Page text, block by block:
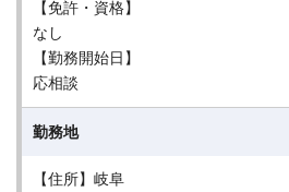
【免許・資格】
なし
【勤務開始日】
応相談
勤務地
【住所】岐阜